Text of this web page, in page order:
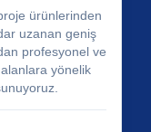
ürünlerinden
uzanan geniş
profesyonel ve
yönelik